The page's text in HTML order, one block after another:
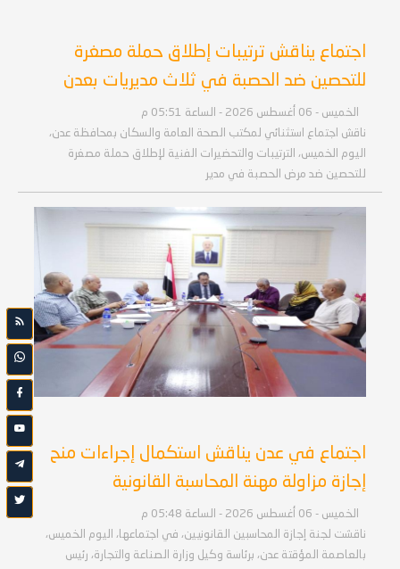
اجتماع يناقش ترتيبات إطلاق حملة مصغرة
للتحصين ضد الحصبة في ثلاث مديريات بعدن
الخميس - 06 أغسطس 2026 - الساعة 05:51 م
ناقش اجتماع استثنائي لمكتب الصحة العامة والسكان بمحافظة عدن،
اليوم الخميس، الترتيبات والتحضيرات الفنية لإطلاق حملة مصغرة
للتحصين ضد مرض الحصبة في مدير
اجتماع في عدن يناقش استكمال إجراءات منح
إجازة مزاولة مهنة المحاسبة القانونية
الخميس - 06 أغسطس 2026 - الساعة 05:48 م
ناقشت لجنة إجازة المحاسبين القانونيين، في اجتماعها، اليوم الخميس،
بالعاصمة المؤقتة عدن، برئاسة وكيل وزارة الصناعة والتجارة، رئيس